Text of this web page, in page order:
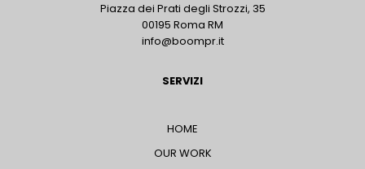
Piazza dei Prati degli Strozzi, 35
00195 Roma RM
info@boompr.it
SERVIZI
HOME
OUR WORK